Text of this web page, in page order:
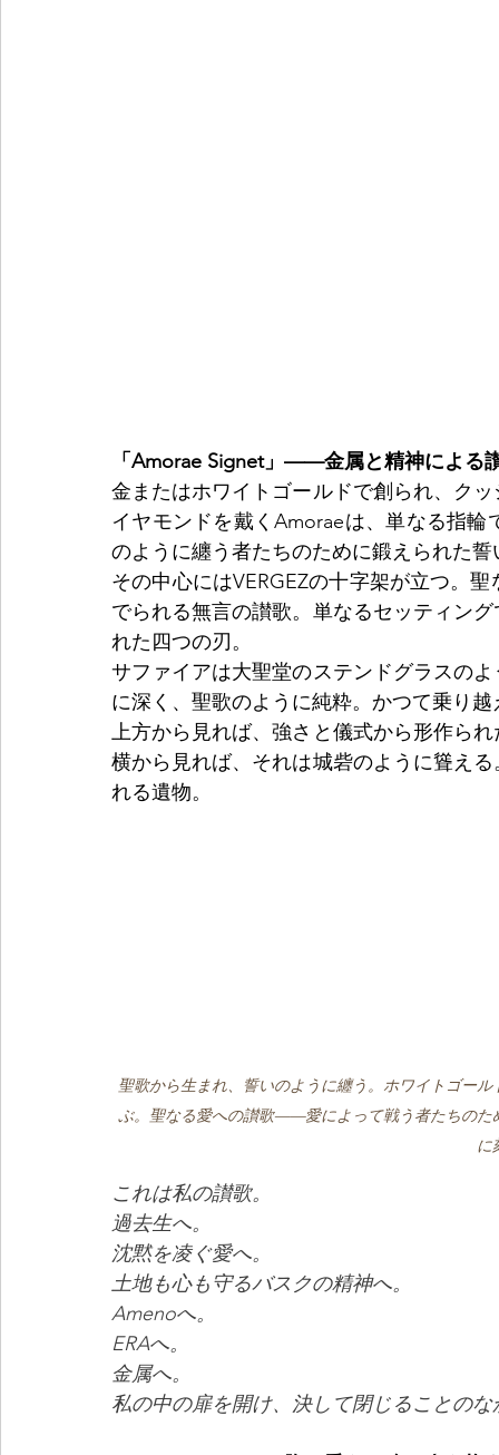
「Amorae Signet」——金属と精神による
金またはホワイトゴールドで創られ、ク
イヤモンドを戴くAmoraeは、単なる指
のように纏う者たちのために鍛えられた
その中心にはVERGEZの十字架が立つ。
でられる無言の讃歌。単なるセッティン
れた四つの刃。
サファイアは大聖堂のステンドグラスの
に深く、聖歌のように純粋。かつて乗り
上方から見れば、強さと儀式から形作ら
横から見れば、それは城砦のように聳え
れる遺物。
聖歌から生まれ、誓いのように纏う。ホワイトゴー
ぶ。聖なる愛への讃歌——愛によって戦う者たちの
に
これは私の讃歌。
過去生へ。
沈黙を凌ぐ愛へ。
土地も心も守るバスクの精神へ。
Amenoへ。
ERAへ。
金属へ。
私の中の扉を開け、決して閉じることの